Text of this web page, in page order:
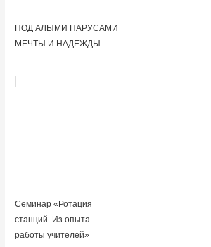
ПОД АЛЫМИ ПАРУСАМИ
МЕЧТЫ И НАДЕЖДЫ
Семинар «Ротация
станций. Из опыта
работы учителей»